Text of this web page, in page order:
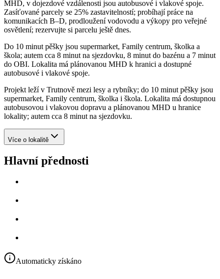
MHD, v dojezdové vzdálenosti jsou autobusové i vlakové spoje.
Zasíťované parcely se 25% zastavitelností; probíhají práce na
komunikacích B–D, prodloužení vodovodu a výkopy pro veřejné
osvětlení; rezervujte si parcelu ještě dnes.
Do 10 minut pěšky jsou supermarket, Family centrum, školka a
škola; autem cca 8 minut na sjezdovku, 8 minut do bazénu a 7 minut
do OBI. Lokalita má plánovanou MHD k hranici a dostupné
autobusové i vlakové spoje.
Projekt leží v Trutnově mezi lesy a rybníky; do 10 minut pěšky jsou
supermarket, Family centrum, školka i škola. Lokalita má dostupnou
autobusovou i vlakovou dopravu a plánovanou MHD u hranice
lokality; autem cca 8 minut na sjezdovku.
Více o lokalitě
Hlavní přednosti
Automaticky získáno